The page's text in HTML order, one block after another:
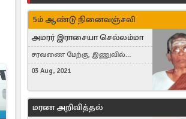
5ம் ஆண்டு நினைவஞ்சலி
அமரர் இராசையா செல்லம்மா
சரவணை மேற்கு, இணுவில்
கிழக்கு
03 Aug, 2021
மரண அறிவித்தல்